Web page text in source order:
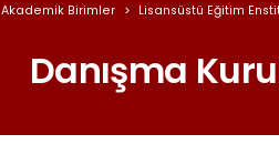
Akademik Birimler Lisansüstü Eğitim
Danışma